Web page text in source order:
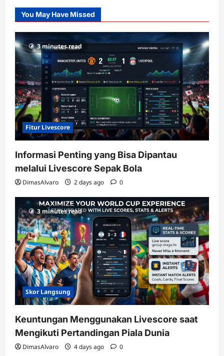
Slot
Gacor
RTP
terupdate
You May Have Missed
3 minutes read
Fitur Livescore
Informasi Penting yang Bisa Dipantau
melalui Livescore Sepak Bola
DimasAlvaro 2 days ago 0
3 minutes read
Skor Langsung
Keuntungan Menggunakan Livescore saat
Mengikuti Pertandingan Piala Dunia
DimasAlvaro 4 days ago 0